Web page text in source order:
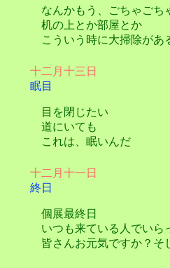
なんかもう、ごちゃごち
机の上とか部屋とか
こういう時に大掃除があ
十二月十三日
眠目
目を閉じたい
道にいても
これは、眠いんだ
十二月十一日
終日
個展最終日
いつも来ている人でいら
皆さんお元気ですか？そ